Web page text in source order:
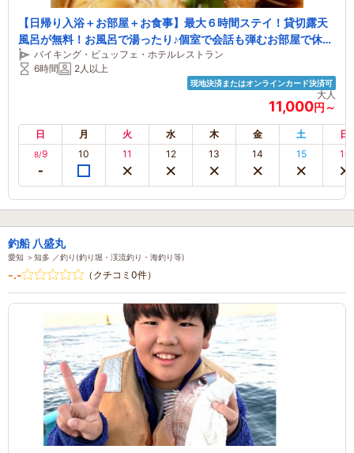
【日帰り入浴＋お部屋＋お食事】最大６時間ステイ！貸切露天
風呂が無料！お風呂で湯ったり♪個室で会話も弾むお部屋で休憩
～ロングステイ会席
バイキング・ビュッフェ・ホテルレストラン
6時間
2人以上
現地決済またはオンラインカード決済可
大人
11,000円～
日 月 火 水 木 金 土 日
8/9 10 11 12 13 14 15 16
釣船 八盛丸
愛知 ＞知多 ／釣り(釣り堀・渓流釣り・海釣り等)
-.- （クチコミ0件）